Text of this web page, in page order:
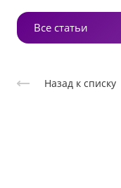
Все статьи
Назад к списку